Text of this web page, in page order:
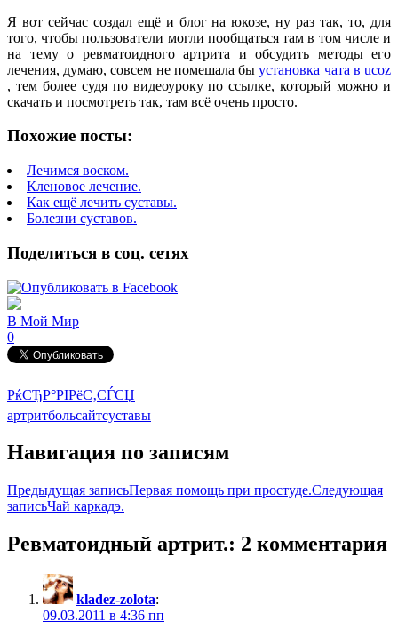
Я вот сейчас создал ещё и блог на юкозе, ну раз так, то, для
того, чтобы пользователи могли пообщаться там в том числе и
на тему о ревматоидного артрита и обсудить методы его
лечения, думаю, совсем не помешала быустановка чата в ucoz
, тем более судя по видеоуроку по ссылке, который можно и
скачать и посмотреть так, там всё очень просто.
Похожие посты:
Лечимся воском.
Кленовое лечение.
Как ещё лечить суставы.
Болезни суставов.
Поделиться в соц. сетях
В Мой Мир
0
РќСЂР°РІРёС‚СЃСЏ
артритбольсайтсуставы
Навигация по записям
Предыдущая записьПервая помощь при простуде.Следующая
записьЧай каркадэ.
Ревматоидный артрит.: 2 комментария
kladez-zolota:
09.03.2011 в 4:36 пп